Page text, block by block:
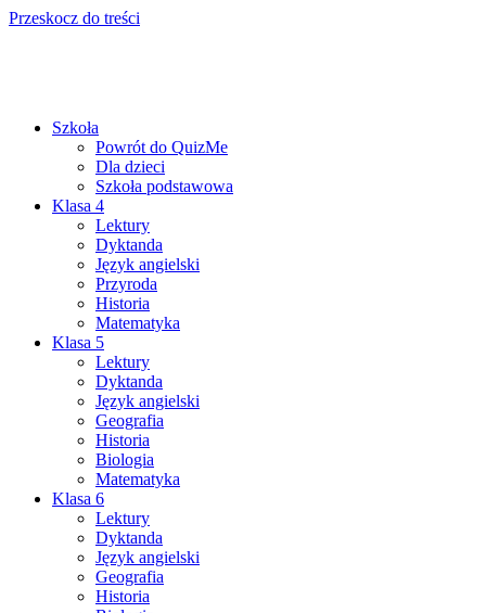
Przeskocz do treści
Szkoła
Powrót do QuizMe
Dla dzieci
Szkoła podstawowa
Klasa 4
Lektury
Dyktanda
Język angielski
Przyroda
Historia
Matematyka
Klasa 5
Lektury
Dyktanda
Język angielski
Geografia
Historia
Biologia
Matematyka
Klasa 6
Lektury
Dyktanda
Język angielski
Geografia
Historia